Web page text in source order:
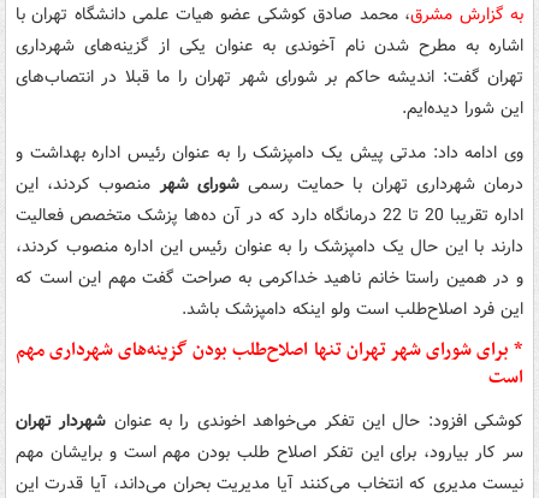
به گزارش مشرق، محمد صادق کوشکی عضو هیات علمی دانشگاه تهران با
اشاره به مطرح شدن نام آخوندی به عنوان یکی از گزینه‌های شهرداری
تهران گفت: اندیشه حاکم بر شورای شهر تهران را ما قبلا در انتصاب‌های
این شورا دیده‌ایم.
وی ادامه داد: مدتی پیش یک دامپزشک را به عنوان رئیس اداره بهداشت و
درمان شهرداری تهران با حمایت رسمیشورای شهرمنصوب کردند، این
اداره تقریبا 20 تا 22 درمانگاه دارد که در آن ده‌ها پزشک متخصص فعالیت
دارند با این حال یک دامپزشک را به عنوان رئیس این اداره منصوب کردند،
و در همین راستا خانم ناهید خداکرمی به صراحت گفت مهم این است که
این فرد اصلاح‌طلب است ولو اینکه دامپزشک باشد.
* برای شورای شهر تهران تنها اصلاح‌طلب بودن گزینه‌های شهرداری مهم
است
کوشکی افزود: حال این تفکر می‌خواهد اخوندی را به عنوان شهردار تهران
سر کار بیارود، برای این تفکر اصلاح طلب بودن مهم است و برایشان مهم
نیست مدیری که انتخاب می‌کنند آیا مدیریت بحران می‌داند، آیا قدرت این